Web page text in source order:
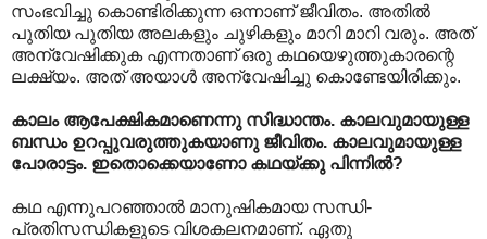
സംഭവിച്ചു കൊണ്ടിരിക്കുന്ന ഒന്നാണ് ജീവിതം. അതില്‍
പുതിയ പുതിയ അലകളും ചുഴികളും മാറി മാറി വരും. അത്
അന്വേഷിക്കുക എന്നതാണ് ഒരു കഥയെഴുത്തുകാരന്റെ
ലക്ഷ്യം. അത് അയാള്‍ അന്വേഷിച്ചു കൊണ്ടേയിരിക്കും.
കാലം ആപേക്ഷികമാണെന്നു സിദ്ധാന്തം. കാലവുമായുള്ള
ബന്ധം ഉറപ്പുവരുത്തുകയാണു ജീവിതം. കാലവുമായുള്ള
പോരാട്ടം. ഇതൊക്കെയാണോ കഥയ്ക്കു പിന്നില്‍?
കഥ എന്നുപറഞ്ഞാല്‍ മാനുഷികമായ സന്ധി-
പ്രതിസന്ധികളുടെ വിശകലനമാണ്. ഏതു